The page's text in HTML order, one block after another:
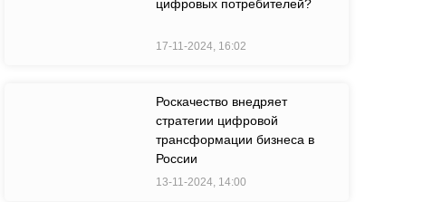
цифровых потребителей?
17-11-2024, 16:02
Роскачество внедряет
стратегии цифровой
трансформации бизнеса в
России
13-11-2024, 14:00